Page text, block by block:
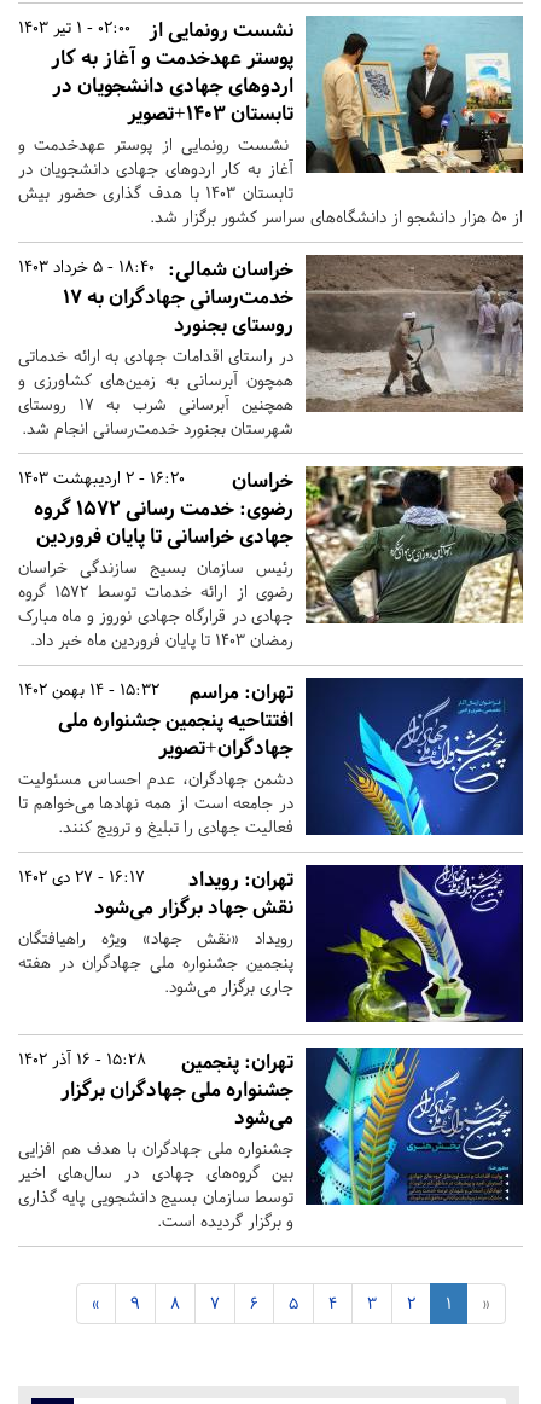
02:00 - 1 تیر 1403
نشست رونمایی از
پوستر عهدخدمت و آغاز به کار
اردو‌های جهادی دانشجویان در
تابستان ۱۴۰۳+تصویر
نشست رونمایی از پوستر عهدخدمت و
آغاز به کار اردو‌های جهادی دانشجویان در
تابستان ۱۴۰۳ با هدف گذاری حضور بیش
از ۵۰ هزار دانشجو از دانشگاه‌های سراسر کشور برگزار شد.
18:40 - 5 خرداد 1403
خراسان شمالی:
خدمت‌رسانی جهادگران به ۱۷
روستای بجنورد
در راستای اقدامات جهادی به ارائه خدماتی
همچون آبرسانی به زمین‌های کشاورزی و
همچنین آبرسانی شرب به ۱۷ روستای
شهرستان بجنورد خدمت‌رسانی انجام شد.
16:20 - 2 اردیبهشت 1403
خراسان
رضوی:
خدمت رسانی ۱۵۷۲ گروه
جهادی خراسانی تا پایان فروردین
رئیس سازمان بسیج سازندگی خراسان
رضوی از ارائه خدمات توسط ۱۵۷۲ گروه
جهادی در قرارگاه جهادی نوروز و ماه مبارک
رمضان ۱۴۰۳ تا پایان فروردین ماه خبر داد.
15:32 - 14 بهمن 1402 تهران: مراسم
افتتاحیه پنجمین جشنواره ملی
جهادگران+تصویر
دشمن جهادگران، عدم احساس مسئولیت
در جامعه است از همه نهادها می‌خواهم تا
فعالیت جهادی را تبلیغ و ترویج کنند.
16:17 - 27 دی 1402 تهران: رویداد
نقش جهاد برگزار می‌شود
رویداد «نقش جهاد» ویژه راهیافتگان
پنجمین جشنواره ملی جهادگران در هفته
جاری برگزار می‌شود.
15:28 - 16 آذر 1402 تهران: پنجمین
جشنواره ملی جهادگران برگزار
می‌شود
جشنواره ملی جهادگران با هدف هم افزایی
بین گروه‌­های جهادی در سال­‌های اخیر
توسط سازمان بسیج دانشجویی پایه گذاری
و برگزار گردیده است.
«
1
2
3
4
5
6
7
8
9
»